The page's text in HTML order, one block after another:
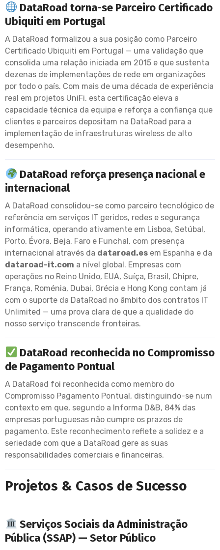
DataRoad torna-se Parceiro Certificado
Ubiquiti em Portugal
A DataRoad formalizou a sua posição como Parceiro
Certificado Ubiquiti em Portugal — uma validação que
consolida uma relação iniciada em 2015 e que sustenta
dezenas de implementações de rede em organizações
por todo o país. Com mais de uma década de experiência
real em projetos UniFi, esta certificação eleva a
capacidade técnica da equipa e reforça a confiança que
clientes e parceiros depositam na DataRoad para a
implementação de infraestruturas wireless de alto
desempenho.
DataRoad reforça presença nacional e
internacional
A DataRoad consolidou-se como parceiro tecnológico de
referência em serviços IT geridos, redes e segurança
informática, operando ativamente em Lisboa, Setúbal,
Porto, Évora, Beja, Faro e Funchal, com presença
internacional através da dataroad.es em Espanha e da
dataroad-it.com a nível global. Empresas com
operações no Reino Unido, EUA, Suíça, Brasil, Chipre,
França, Roménia, Dubai, Grécia e Hong Kong contam já
com o suporte da DataRoad no âmbito dos contratos IT
Unlimited — uma prova clara de que a qualidade do
nosso serviço transcende fronteiras.
DataRoad reconhecida no Compromisso
de Pagamento Pontual
A DataRoad foi reconhecida como membro do
Compromisso Pagamento Pontual, distinguindo-se num
contexto em que, segundo a Informa D&B, 84% das
empresas portuguesas não cumpre os prazos de
pagamento. Este reconhecimento reflete a solidez e a
seriedade com que a DataRoad gere as suas
responsabilidades comerciais e financeiras.
Projetos & Casos de Sucesso
Serviços Sociais da Administração
Pública (SSAP) — Setor Público